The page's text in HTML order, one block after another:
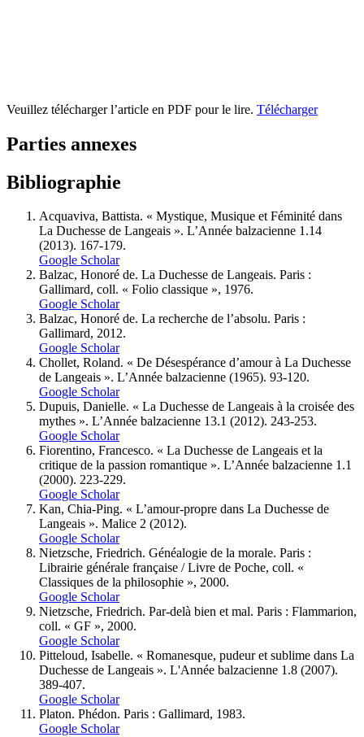
Veuillez télécharger l’article en PDF pour le lire. Télécharger
Parties annexes
Bibliographie
Acquaviva, Battista. « Mystique, Musique et Féminité dans
La Duchesse de Langeais ». L’Année balzacienne 1.14
(2013). 167-179.
Google Scholar
Balzac, Honoré de. La Duchesse de Langeais. Paris :
Gallimard, coll. « Folio classique », 1976.
Google Scholar
Balzac, Honoré de. La recherche de l’absolu. Paris :
Gallimard, 2012.
Google Scholar
Chollet, Roland. « De Désespérance d’amour à La Duchesse
de Langeais ». L’Année balzacienne (1965). 93-120.
Google Scholar
Dupuis, Danielle. « La Duchesse de Langeais à la croisée des
mythes ». L’Année balzacienne 13.1 (2012). 243-253.
Google Scholar
Fiorentino, Francesco. « La Duchesse de Langeais et la
critique de la passion romantique ». L’Année balzacienne 1.1
(2000). 223-229.
Google Scholar
Kan, Chia-Ping. « L’amour-propre dans La Duchesse de
Langeais ». Malice 2 (2012).
Google Scholar
Nietzsche, Friedrich. Généalogie de la morale. Paris :
Librairie générale française / Livre de Poche, coll. «
Classiques de la philosophie », 2000.
Google Scholar
Nietzsche, Friedrich. Par-delà bien et mal. Paris : Flammarion,
coll. « GF », 2000.
Google Scholar
Pitteloud, Isabelle. « Romanesque, pudeur et sublime dans La
Duchesse de Langeais ». L'Année balzacienne 1.8 (2007).
389-407.
Google Scholar
Platon. Phédon. Paris : Gallimard, 1983.
Google Scholar